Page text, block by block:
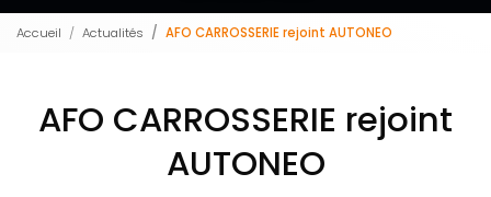
Accueil Actualités AFO CARROSSERIE rejoint AUTONEO
AFO CARROSSERIE rejoint
AUTONEO